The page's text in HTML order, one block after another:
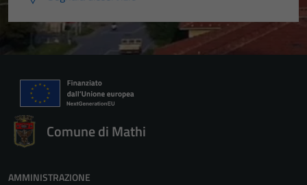
Comune di Mathi
AMMINISTRAZIONE